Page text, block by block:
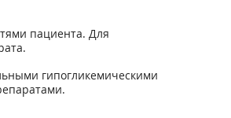
пациента. Для
гипогликемическими